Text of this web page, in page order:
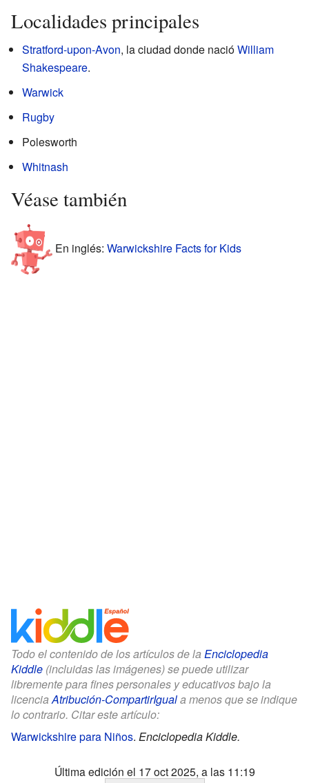
Localidades principales
Stratford-upon-Avon, la ciudad donde nacióWilliam
Shakespeare.
Warwick
Rugby
Polesworth
Whitnash
Véase también
En inglés: Warwickshire Facts for Kids
Todo el contenido de los artículos de la Enciclopedia
Kiddle (incluidas las imágenes) se puede utilizar
libremente para fines personales y educativos bajo la
licenciaAtribución-CompartirIguala menos que se indique
lo contrario. Citar este artículo:
Warwickshire para Niños. Enciclopedia Kiddle.
Última edición el 17 oct 2025, a las 11:19